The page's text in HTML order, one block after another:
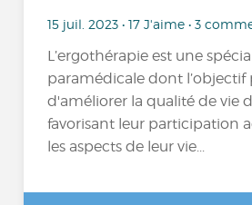
15 juil. 2023 • 17 J'aime • 3
L’ergothérapie est une
paramédicale dont l’objectif
d'améliorer la qualité de vie
favorisant leur participation
les aspects de leur vie...